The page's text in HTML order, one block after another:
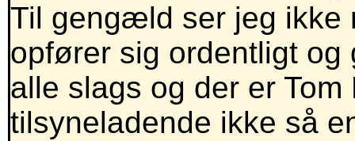
Til gengæld ser jeg ikke
opfører sig ordentligt
alle slags og der er
tilsyneladende ikke så